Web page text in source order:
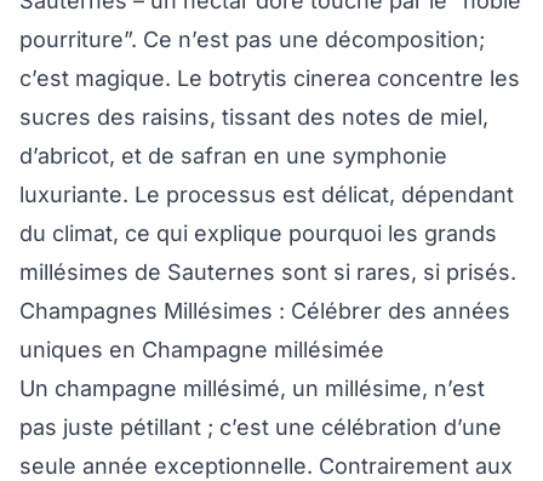
pourriture”. Ce n’est pas une décomposition;
c’est magique. Le botrytis cinerea concentre les
sucres des raisins, tissant des notes de miel,
d’abricot, et de safran en une symphonie
luxuriante. Le processus est délicat, dépendant
du climat, ce qui explique pourquoi les grands
millésimes de Sauternes sont si rares, si prisés.
Champagnes Millésimes : Célébrer des années
uniques en Champagne millésimée
Un champagne millésimé, un millésime, n’est
pas juste pétillant ; c’est une célébration d’une
seule année exceptionnelle. Contrairement aux